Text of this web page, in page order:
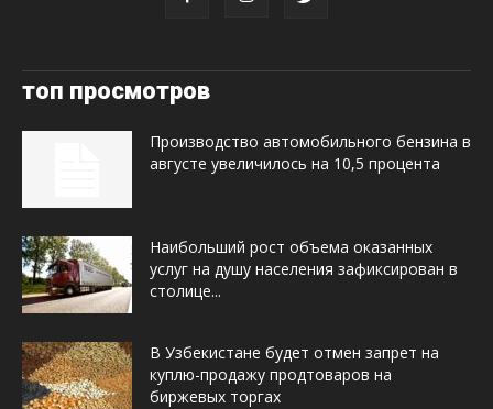
топ просмотров
Производство автомобильного бензина в
августе увеличилось на 10,5 процента
Наибольший рост объема оказанных
услуг на душу населения зафиксирован в
столице...
В Узбекистане будет отмен запрет на
куплю-продажу продтоваров на
биржевых торгах